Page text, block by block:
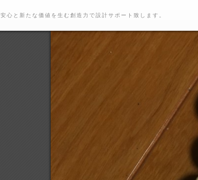
安心と新たな価値を生む創造力で設計サポート致します。